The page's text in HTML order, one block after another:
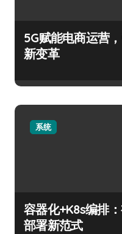
5G赋能电商运营
新变革
系统
容器化+K8s编排
部署新范式